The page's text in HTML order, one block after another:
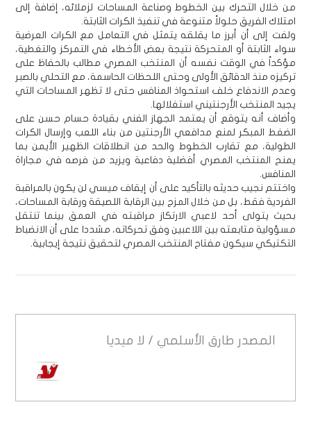
من خلال التحرك بين الخطوط وصناعة المساحات لزملائه، إضافة إلى
امتلاك الفريق حلولاً متنوعة في تنفيذ الكرات الثابتة.
ولفت إلى أن أبرز ما يقلقه يتمثل في التعامل مع الكرات العرضية
سواء الثابتة أو المتحركة نتيجة بعض الأخطاء في التمركز والتغطية،
مؤكداً في الوقت نفسه أن المنتخب المصري مطالب بالحفاظ على
تركيزه منذ الدقائق الأولى وحتى اللحظات الحاسمة، مع التحلي بالصبر
وعدم الاندفاع خلف استحواذ المنافس حتى لا تظهر المساحات التي
يجيد المنتخب الأرجنتيني استغلالها.
وأضاف أنه يتوقع أن يعتمد الجهاز الفني بقيادة حسام حسن على
الضغط المبكر لمنع مدافعي الأرجنتين من بناء اللعب وإرسال الكرات
الطولية، مع تقارب الخطوط والحد من انطلاقات الظهير الأيمن بما
يمنح المنتخب المصري أفضلية دفاعية ويزيد من فرصه في مجاراة
المنافس.
واختتم نجيب حديثه بالتأكيد على أن إيقاف ميسي لن يكون بالمراقبة
الفردية فقط، بل من خلال المزج بين الرقابة اللصيقة ورقابة المساحات،
بحيث يتولى أحد لاعبي الارتكاز مراقبته في العمق بينما تنتقل
مسؤولية متابعته بين اللاعبين وفق تحركاته، مشددا على أن الانضباط
التكتيكي سيكون مفتاح المنتخب المصري لتحقيق نتيجة إيجابية.
المصدر طارق الأسلمي / لا ميديا